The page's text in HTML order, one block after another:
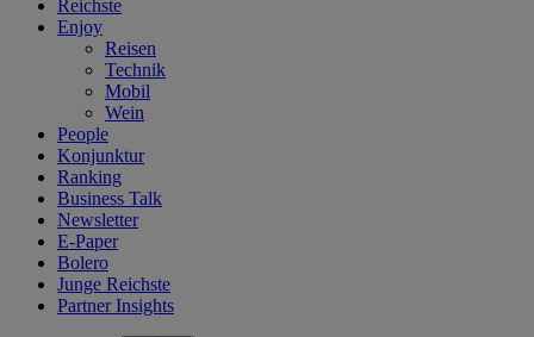
Reichste
Enjoy
Reisen
Technik
Mobil
Wein
People
Konjunktur
Ranking
Business Talk
Newsletter
E-Paper
Bolero
Junge Reichste
Partner Insights